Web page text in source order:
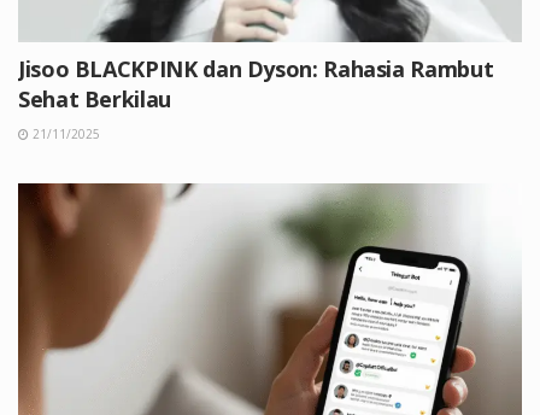
Jisoo BLACKPINK dan Dyson: Rahasia Rambut
Sehat Berkilau
21/11/2025